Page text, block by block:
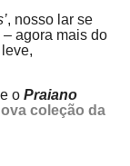
, nosso lar se
agora mais do
o Praiano
coleção da